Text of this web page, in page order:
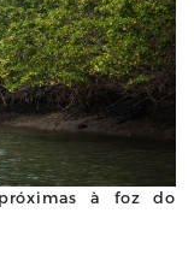
à foz do